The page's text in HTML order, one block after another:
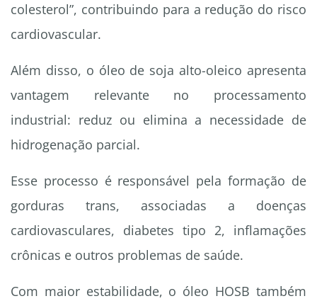
colesterol”, contribuindo para a redução do risco
cardiovascular.
Além disso, o óleo de soja alto-oleico apresenta
vantagem relevante no processamento
industrial: reduz ou elimina a necessidade de
hidrogenação parcial.
Esse processo é responsável pela formação de
gorduras trans, associadas a doenças
cardiovasculares, diabetes tipo 2, inflamações
crônicas e outros problemas de saúde.
Com maior estabilidade, o óleo HOSB também